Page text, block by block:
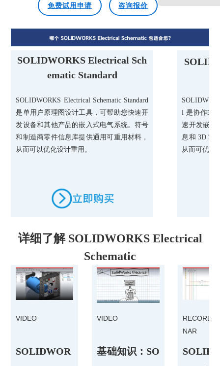
免费试用申请 咨询报价
SOLIDWORKS Electrical Sch
ematic Standard
SOLIDWORKS Electrical Schematic Standard
是单用户原理图设计工具，可帮助您快速开
发设备和其他产品的嵌入式电气系统。符号
和制造商零件信息库提供通用可重用材料，
从而可以优化设计重用。
l 是协作式
速开发嵌入
息和 3D 零
从而可优化
详细了解 SOLIDWORKS Electrical
Schematic
VIDEO VIDEO
NAR
SOLIDWOR
基础知识：SO